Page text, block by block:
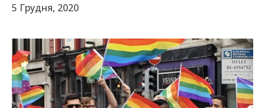
5 Грудня, 2020